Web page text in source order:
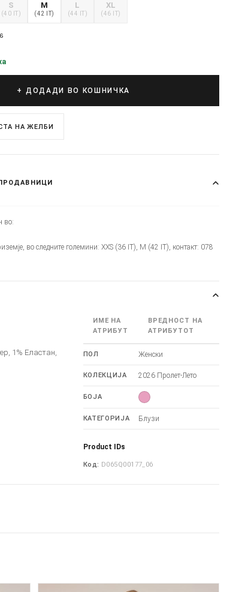
S
(40 IT)
M
(42 IT)
L
(44 IT)
XL
(46 IT)
+ ДОДАДИ ВО КОШНИЧКА
НА ЖЕЛБИ
во:
во следните големини: XXS (36 IT), M (42 IT), контакт: 078
1% Еластан,
ИМЕ НА
АТРИБУТ
ВРЕДНОСТ НА
АТРИБУТОТ
ПОЛ Женски
КОЛЕКЦИЈА 2026 Пролет-Лето
БОЈА
КАТЕГОРИЈА Блузи
Product IDs
Код: D065Q00177_06